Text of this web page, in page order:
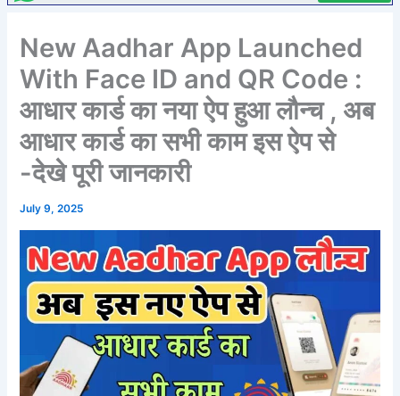
New Aadhar App Launched
With Face ID and QR Code :
आधार कार्ड का नया ऐप हुआ लौन्च , अब
आधार कार्ड का सभी काम इस ऐप से
-देखे पूरी जानकारी
July 9, 2025